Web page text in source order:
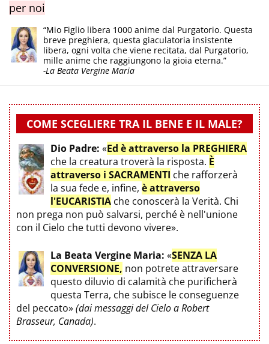
per noi
“Mio Figlio libera 1000 anime dal Purgatorio. Questa
breve preghiera, questa giaculatoria insistente
libera, ogni volta che viene recitata, dal Purgatorio,
mille anime che raggiungono la gioia eterna.”
-La Beata Vergine Maria
COME SCEGLIERE TRA IL BENE E IL MALE?
Dio Padre: «Ed è attraverso la PREGHIERA
che la creatura troverà la risposta. È
attraverso i SACRAMENTI che rafforzerà
la sua fede e, infine, è attraverso
l'EUCARISTIA che conoscerà la Verità. Chi
non prega non può salvarsi, perché è nell'unione
con il Cielo che tutti devono vivere».
La Beata Vergine Maria: «SENZA LA
CONVERSIONE, non potrete attraversare
questo diluvio di calamità che purificherà
questa Terra, che subisce le conseguenze
del peccato»(dai messaggi del Cielo a Robert
Brasseur, Canada).